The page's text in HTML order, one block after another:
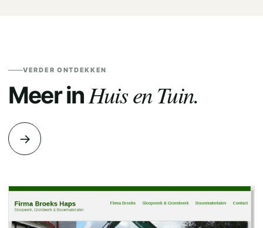
VERDER ONTDEKKEN
Meer inHuis en Tuin.
→